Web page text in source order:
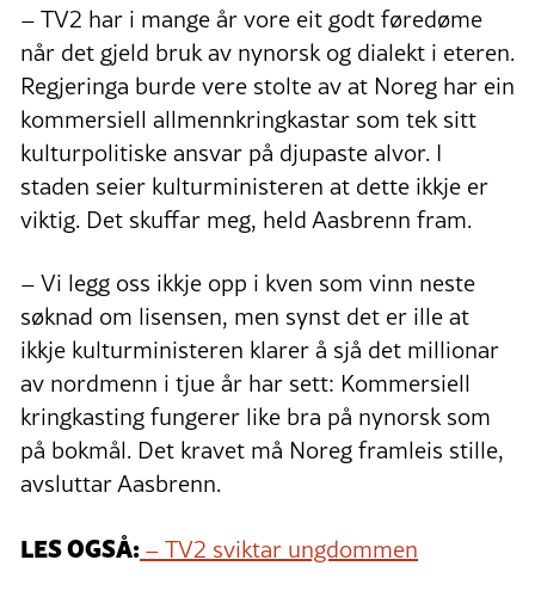
– TV2 har i mange år vore eit godt føredøme
når det gjeld bruk av nynorsk og dialekt i eteren.
Regjeringa burde vere stolte av at Noreg har ein
kommersiell allmennkringkastar som tek sitt
kulturpolitiske ansvar på djupaste alvor. I
staden seier kulturministeren at dette ikkje er
viktig. Det skuffar meg, held Aasbrenn fram.
– Vi legg oss ikkje opp i kven som vinn neste
søknad om lisensen, men synst det er ille at
ikkje kulturministeren klarer å sjå det millionar
av nordmenn i tjue år har sett: Kommersiell
kringkasting fungerer like bra på nynorsk som
på bokmål. Det kravet må Noreg framleis stille,
avsluttar Aasbrenn.
LES OGSÅ:– TV2 sviktar ungdommen